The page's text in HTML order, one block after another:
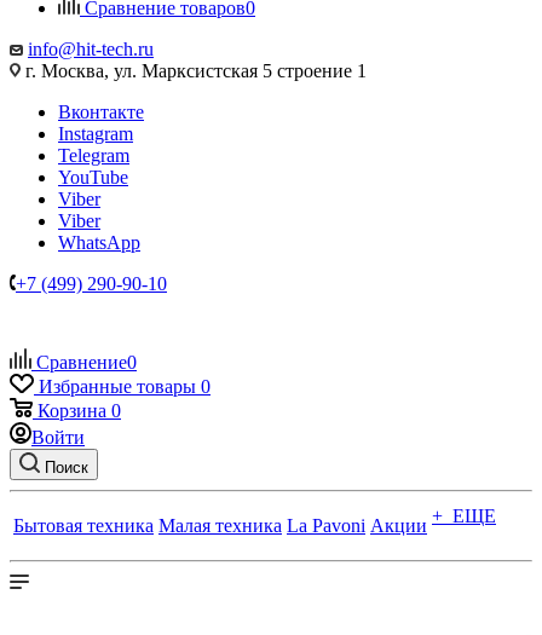
Сравнение товаров0
info@hit-tech.ru
г. Москва, ул. Марксистская 5 строение 1
Вконтакте
Instagram
Telegram
YouTube
Viber
Viber
WhatsApp
+7 (499) 290-90-10
Сравнение0
Избранные товары 0
Корзина 0
Войти
Поиск
Бытовая техника Малая техника La Pavoni Акции + ЕЩЕ